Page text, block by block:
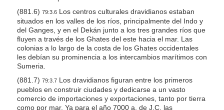
(881.6) 79:3.6Los centros culturales dravidianos estaban
situados en los valles de los ríos, principalmente del Indo y
del Ganges, y en el Dekán junto a los tres grandes ríos que
fluyen a través de los Ghates del este hacia el mar. Las
colonias a lo largo de la costa de los Ghates occidentales
les debían su prominencia a los intercambios marítimos con
Sumeria.
(881.7) 79:3.7Los dravidianos figuran entre los primeros
pueblos en construir ciudades y dedicarse a un vasto
comercio de importaciones y exportaciones, tanto por tierra
como por mar. Ya para el año 7000 a. de J.C. las